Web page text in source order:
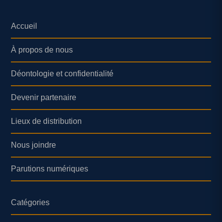
Accueil
À propos de nous
Déontologie et confidentialité
Devenir partenaire
Lieux de distribution
Nous joindre
Parutions numériques
Catégories